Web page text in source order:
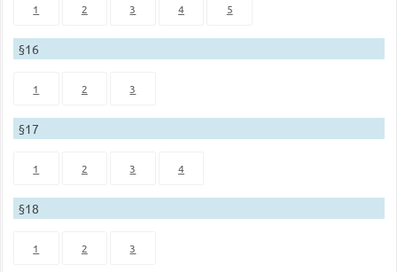
1 2 3 4 5
§16
1 2 3
§17
1 2 3 4
§18
1 2 3